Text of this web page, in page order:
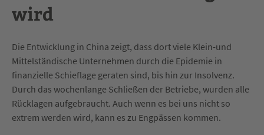
wird
Die Entwicklung in China zeigt, dass dort viele Klein-und
Mittelständische Unternehmen durch die Epidemie in
finanzielle Schieflage geraten sind, bis hin zur Insolvenz.
Durch das wochenlange Schließen der Betriebe, wurden alle
Rücklagen aufgebraucht. Auch wenn es bei uns nicht so
extrem werden wird, kann es zu Engpässen kommen.